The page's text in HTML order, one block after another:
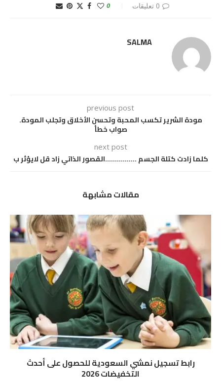
0 تعليقات 0
SALMA
previous post
مودة الشرير تكسب المحبة وتحسن الأخلاق وتجلب المودة.
صواب خطأ
next post
كلما زادت كتلة الجسم …………….القصور الذاتي زاد قل لايؤثر ب
مقالات مشابهة
رابط تسجيل نمشي السعودية للحصول على أحدث
التخفيضات 2026